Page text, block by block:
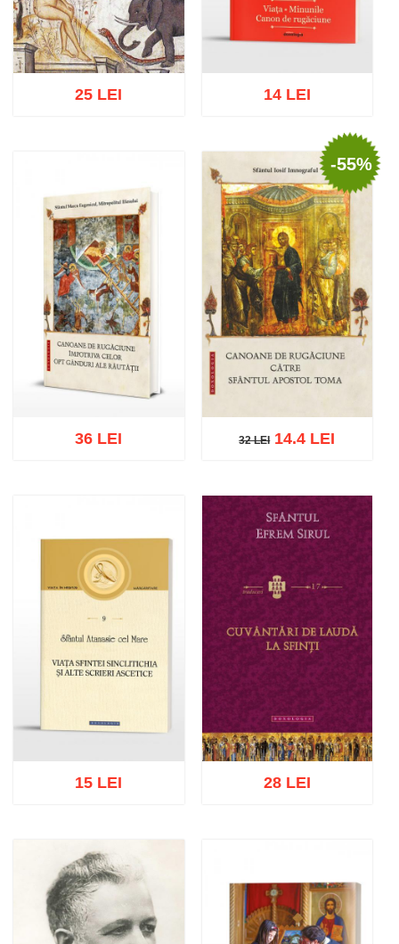
25 LEI
Add to cart Add to wish list
14 LEI
36 LEI
-55%
32 LEI
Add to cart Add to wish list
32 LEI14.4 LEI
Add to cart Add to wish list
15 LEI 28 LEI